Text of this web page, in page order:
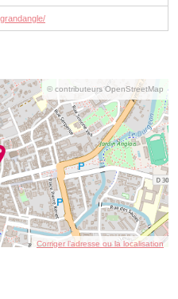
© contributeurs OpenStreetMap
Corriger l’adresse ou la localisation